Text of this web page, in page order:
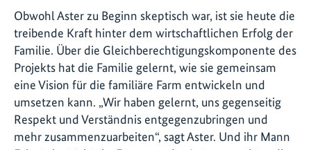
Obwohl Aster zu Beginn skeptisch war, ist sie heute die
treibende Kraft hinter dem wirtschaftlichen Erfolg der
Familie. Über die Gleichberechtigungskomponente des
Projekts hat die Familie gelernt, wie sie gemeinsam
eine Vision für die familiäre Farm entwickeln und
umsetzen kann. „Wir haben gelernt, uns gegenseitig
Respekt und Verständnis entgegenzubringen und
mehr zusammenzuarbeiten“, sagt Aster. Und ihr Mann